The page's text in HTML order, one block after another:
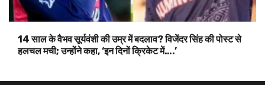
14 साल के वैभव सूर्यवंशी की उम्र में बदलाव? विजेंदर सिंह की पोस्ट से
हलचल मची; उन्होंने कहा, ‘इन दिनों क्रिकेट में….’